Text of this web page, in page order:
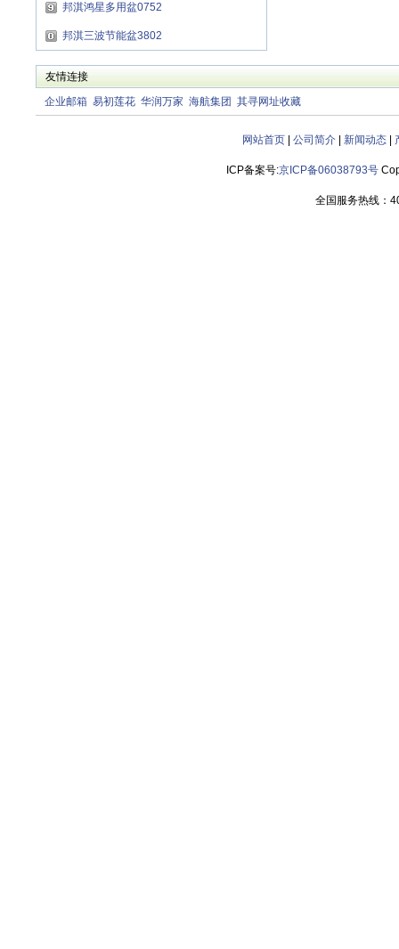
邦淇鸿星多用盆0752
邦淇三波节能盆3802
友情连接
企业邮箱 易初莲花 华润万家 海航集团 其寻网址收藏
网站首页| 公司简介| 新闻动态|
ICP备案号:京ICP备06038793号
全国服务热线：